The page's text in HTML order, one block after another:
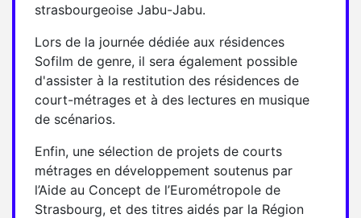
strasbourgeoise Jabu-Jabu.
Lors de la journée dédiée aux résidences
Sofilm de genre, il sera également possible
d'assister à la restitution des résidences de
court-métrages et à des lectures en musique
de scénarios.
Enfin, une sélection de projets de courts
métrages en développement soutenus par
l’Aide au Concept de l’Eurométropole de
Strasbourg, et des titres aidés par la Région